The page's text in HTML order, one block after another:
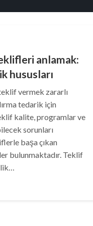
anlamak:
hususları
vermek zararlı
tedarik için
kalite, programlar ve
sorunları
başa çıkan
bulunmaktadır. Teklif